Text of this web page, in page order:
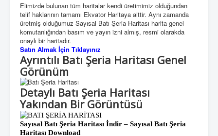
Elimizde bulunan tüm haritalar kendi üretimimiz olduğundan
telif haklarının tamamı Ekvator Haritaya aittir. Aynı zamanda
üretmiş olduğumuz Sayısal Batı Şeria Haritası harita genel
komutanlığından basım ve yayın izni almış, resmi olarakda
onaylı bir haritadır.
Satın Almak İçin Tıklayınız
Ayrıntılı Batı Şeria Haritası Genel
Görünüm
Detaylı Batı Şeria Haritası
Yakından Bir Görüntüsü
Sayısal Batı Şeria Haritası İndir – Sayısal Batı Şeria
Haritası Download